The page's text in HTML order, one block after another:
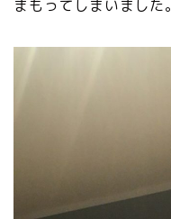
まもってしまいました。